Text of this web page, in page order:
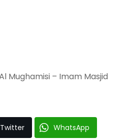
Mughamisi – Imam Masjid
Twitter WhatsApp